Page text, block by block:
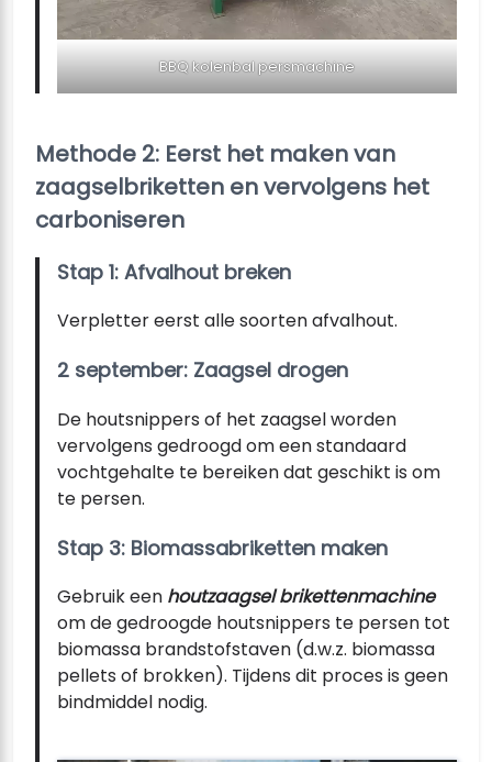
BBQ kolenbal persmachine
Methode 2: Eerst het maken van
zaagselbriketten en vervolgens het
carboniseren
Stap 1: Afvalhout breken
Verpletter eerst alle soorten afvalhout.
2 september: Zaagsel drogen
De houtsnippers of het zaagsel worden
vervolgens gedroogd om een ​​standaard
vochtgehalte te bereiken dat geschikt is om
te persen.
Stap 3: Biomassabriketten maken
Gebruik een houtzaagsel brikettenmachine
om de gedroogde houtsnippers te persen tot
biomassa brandstofstaven (d.w.z. biomassa
pellets of brokken). Tijdens dit proces is geen
bindmiddel nodig.